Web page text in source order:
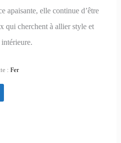
apaisante, elle continue d’être
qui cherchent à allier style et
:Fer